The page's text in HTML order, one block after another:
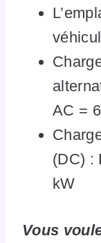
AC =
(DC) :
kW
Vous